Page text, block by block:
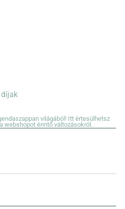
világából! Itt értesülhetsz
webshopot érintő változásokról.